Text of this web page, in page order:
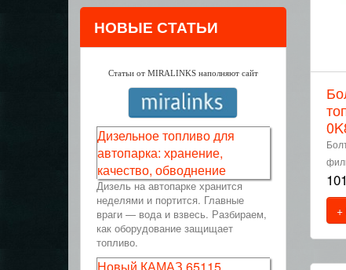
+
НОВЫЕ СТАТЬИ
Статьи от MIRALINKS наполняют сайт
Дизельное топливо для
автопарка: хранение,
качество, обводнение
Дизель на автопарке хранится
неделями и портится. Главные
враги — вода и взвесь. Разбираем,
как оборудование защищает
топливо.